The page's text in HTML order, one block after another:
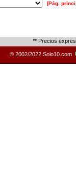
[Pág.
** Precios
© 2002/2022 Solo10.com